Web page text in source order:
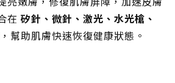
在 矽針、微針、激光、水光槍、
幫助肌膚快速恢復健康狀態。